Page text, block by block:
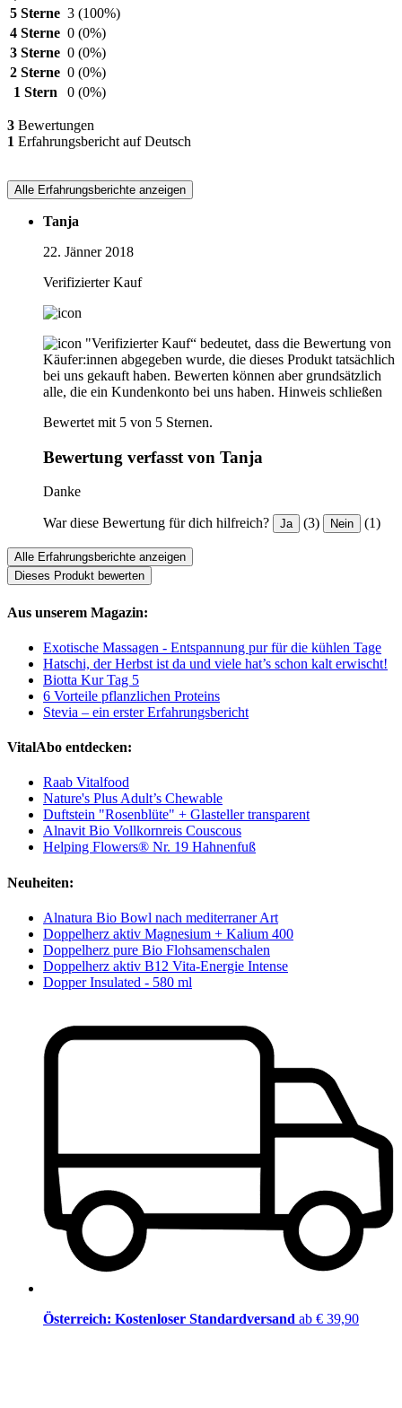
5 Sterne 3 (100%)
4 Sterne 0 (0%)
3 Sterne 0 (0%)
2 Sterne 0 (0%)
1 Stern
0 (0%)
3 Bewertungen
1 Erfahrungsbericht auf Deutsch
Alle Erfahrungsberichte anzeigen
Tanja
22. Jänner 2018
Verifizierter Kauf
"Verifizierter Kauf“ bedeutet, dass die Bewertung von
Käufer:innen abgegeben wurde, die dieses Produkt tatsächlich
bei uns gekauft haben. Bewerten können aber grundsätzlich
alle, die ein Kundenkonto bei uns haben. Hinweis schließen
Bewertet mit 5 von 5 Sternen.
Bewertung verfasst von Tanja
Danke
War diese Bewertung für dich hilfreich? Ja (3) Nein (1)
Alle Erfahrungsberichte anzeigen
Dieses Produkt bewerten
Aus unserem Magazin:
Exotische Massagen - Entspannung pur für die kühlen Tage
Hatschi, der Herbst ist da und viele hat’s schon kalt erwischt!
Biotta Kur Tag 5
6 Vorteile pflanzlichen Proteins
Stevia – ein erster Erfahrungsbericht
VitalAbo entdecken:
Raab Vitalfood
Nature's Plus Adult’s Chewable
Duftstein "Rosenblüte" + Glasteller transparent
Alnavit Bio Vollkornreis Couscous
Helping Flowers® Nr. 19 Hahnenfuß
Neuheiten:
Alnatura Bio Bowl nach mediterraner Art
Doppelherz aktiv Magnesium + Kalium 400
Doppelherz pure Bio Flohsamenschalen
Doppelherz aktiv B12 Vita-Energie Intense
Dopper Insulated - 580 ml
Österreich: Kostenloser Standardversand ab € 39,90